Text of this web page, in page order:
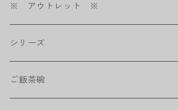
※ アウトレット ※
シリーズ
shabby chic style
ご飯茶碗